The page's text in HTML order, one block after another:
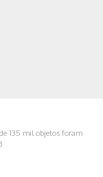
135 mil objetos foram